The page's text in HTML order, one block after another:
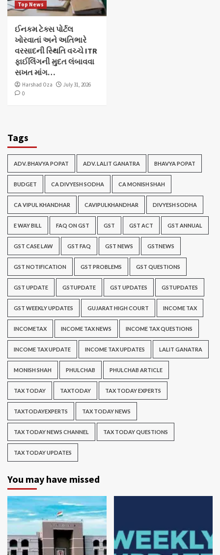
Top News
ઈનકમ ટેક્સ પોર્ટલ
ખોરવાતાં અને અતિભારે
વરસાદની સ્થિતિ વચ્ચે ITR
ફાઈલિંગની મુદત લંબાવવા
સખત માંગ…
Harshad Oza
July 31, 2026
0
Tags
ADV. BHAVYA POPAT ADV. LALIT GANATRA BHAVYA POPAT
BUDGET CA DIVYESH SODHA CA MONISH SHAH
CA VIPUL KHANDHAR CAVIPULKHANDHAR DIVYESH SODHA
E WAY BILL FAQ ON GST GST GST ACT GST ANNUAL
GST CASE LAW GST FAQ GST NEWS GSTNEWS
GST NOTIFICATION GST PROBLEMS GST QUESTIONS
GST UPDATE GSTUPDATE GST UPDATES GSTUPDATES
GST WEEKLY UPDATES GUJARAT HIGH COURT INCOME TAX
INCOMETAX INCOME TAX NEWS INCOME TAX QUESTIONS
INCOME TAX UPDATE INCOME TAX UPDATES LALIT GANATRA
MONISH SHAH PHULCHAB PHULCHAB ARTICLE
TAX TODAY TAXTODAY TAX TODAY EXPERTS
TAXTODAYEXPERTS TAX TODAY NEWS
TAX TODAY NEWS CHANNEL TAX TODAY QUESTIONS
TAX TODAY UPDATES
You may have missed